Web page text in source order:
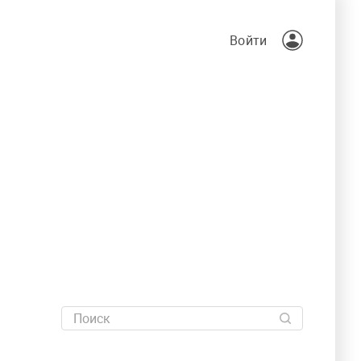
Войти